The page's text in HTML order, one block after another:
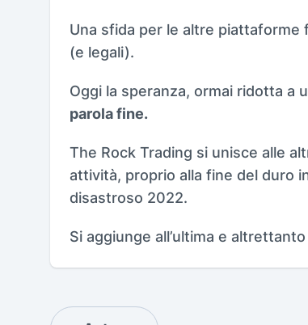
Una sfida per le altre piattaforme
(e legali).
Oggi la speranza, ormai ridotta a
parola fine.
The Rock Trading si unisce alle
attività, proprio alla fine del duro
disastroso 2022.
Si aggiunge all’ultima e